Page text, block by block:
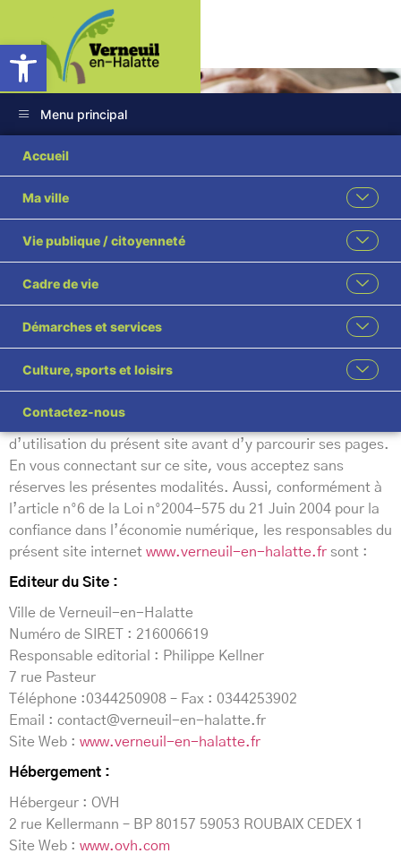
Ouvrir la barre d’outils
Menu principal
Accueil
Ma ville
Vie publique / citoyenneté
Cadre de vie
Démarches et services
Culture, sports et loisirs
Contactez-nous
Mentions légales
Accueil
Partagez cette page
d’utilisation du présent site avant d’y parcourir ses pages.
En vous connectant sur ce site, vous acceptez sans
réserves les présentes modalités. Aussi, conformément à
l’article n°6 de la Loi n°2004-575 du 21 Juin 2004 pour la
confiance dans l’économie numérique, les responsables du
présent site internet www.verneuil-en-halatte.fr sont :
Editeur du Site :
Ville de Verneuil-en-Halatte
Numéro de SIRET : 216006619
Responsable editorial : Philippe Kellner
7 rue Pasteur
Téléphone :0344250908 – Fax : 0344253902
Email : contact@verneuil-en-halatte.fr
Site Web : www.verneuil-en-halatte.fr
Hébergement :
Hébergeur : OVH
2 rue Kellermann – BP 80157 59053 ROUBAIX CEDEX 1
Site Web : www.ovh.com